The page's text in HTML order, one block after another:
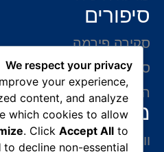
סיפורים
סקירה פירמה
סיפורי הצלחה
המלצות של לקוחות
מידע ליצירת קשר
ווצאפ 054-765-0002
We respect your privacy
your experience,
content, and analyze
which cookies to allow
. ClickAccept All to
to decline non-essential